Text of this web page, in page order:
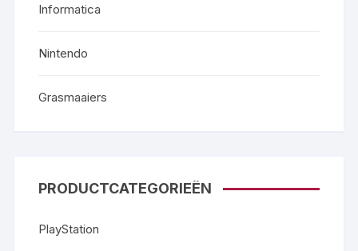
Informatica
Nintendo
Grasmaaiers
PRODUCTCATEGORIEËN
PlayStation